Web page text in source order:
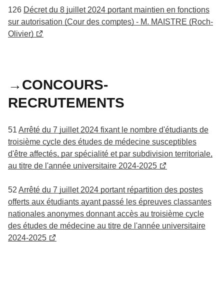
126 Décret du 8 juillet 2024 portant maintien en fonctions
sur autorisation (Cour des comptes) - M. MAISTRE (Roch-
Olivier)
→CONCOURS-
RECRUTEMENTS
51 Arrêté du 7 juillet 2024 fixant le nombre d'étudiants de
troisième cycle des études de médecine susceptibles
d'être affectés, par spécialité et par subdivision territoriale,
au titre de l'année universitaire 2024-2025
52 Arrêté du 7 juillet 2024 portant répartition des postes
offerts aux étudiants ayant passé les épreuves classantes
nationales anonymes donnant accès au troisième cycle
des études de médecine au titre de l'année universitaire
2024-2025